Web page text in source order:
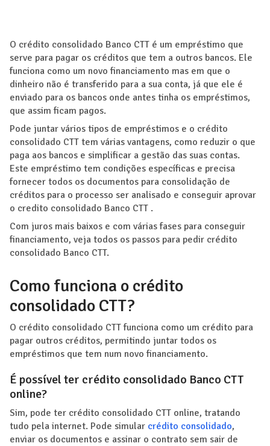
O crédito consolidado Banco CTT é um empréstimo que
serve para pagar os créditos que tem a outros bancos. Ele
funciona como um novo financiamento mas em que o
dinheiro não é transferido para a sua conta, já que ele é
enviado para os bancos onde antes tinha os empréstimos,
que assim ficam pagos.
Pode juntar vários tipos de empréstimos e o crédito
consolidado CTT tem várias vantagens, como reduzir o que
paga aos bancos e simplificar a gestão das suas contas.
Este empréstimo tem condições específicas e precisa
fornecer todos os documentos para consolidação de
créditos para o processo ser analisado e conseguir aprovar
o credito consolidado Banco CTT .
Com juros mais baixos e com várias fases para conseguir
financiamento, veja todos os passos para pedir crédito
consolidado Banco CTT.
Como funciona o crédito
consolidado CTT?
O crédito consolidado CTT funciona como um crédito para
pagar outros créditos, permitindo juntar todos os
empréstimos que tem num novo financiamento.
É possível ter crédito consolidado Banco CTT
online?
Sim, pode ter crédito consolidado CTT online, tratando
tudo pela internet. Pode simular crédito consolidado,
enviar os documentos e assinar o contrato sem sair de